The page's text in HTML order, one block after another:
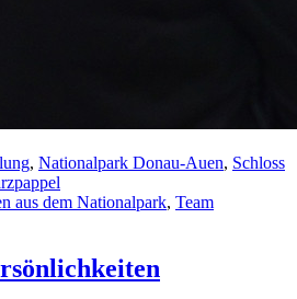
, Nationalpark Donau-Auen, Schloss
aus dem Nationalpark, Team